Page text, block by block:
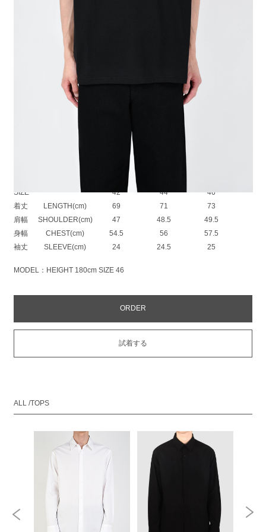
オリジナルの天竺素材を使用したビッグTシャツ。
自然な光沢や目の立ったきれいな表情、タフでいてしなやかな風合いな
あらゆる特長を併せ持った贅沢な素材に仕上げています。
季節を問わずとても着心地の良い素材です。
肩線から襟後ろをテープ処理したタコバインダー仕様により、型崩れ防止
と耐久性を持たせています。
フロントにはデビューコレクションから今期のコレクション開催日までの
バックにデビューコレクションの開催日をプリントしています。
※着丈は前身頃のサイズを記載しています
PERMANENT ROCKER：COTTON 100%
SIZE 42 44
46
着丈
LENGTH(cm) 69 71
73
肩幅
SHOULDER(cm) 47 48.5
49.5
身幅
CHEST(cm) 54.5 56
57.5
袖丈
SLEEVE(cm) 24 24.5 25
MODEL：HEIGHT 180cm SIZE 46
試着する
ORDER
ALL /TOPS